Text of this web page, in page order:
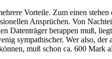
Vorteile. Zum einen
Ansprüchen. Von
Datenträger berappen muß,
sympathischer. Wer also,
muß schon ca. 600 Mark